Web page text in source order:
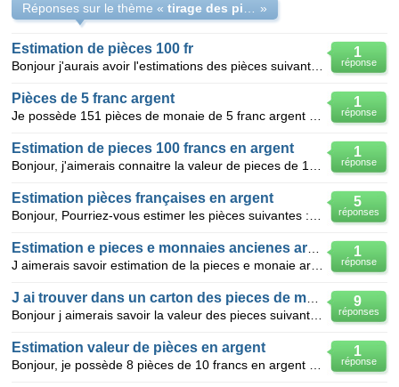
Réponses sur le thème « »
1
réponse
Estimation de pièces 100 fr
1
réponse
Pièces de 5 franc argent
1
réponse
Estimation de pieces 100 francs en argent
5
réponses
Estimation pièces françaises en argent
1
réponse
9
réponses
1
réponse
Estimation valeur de pièces en argent